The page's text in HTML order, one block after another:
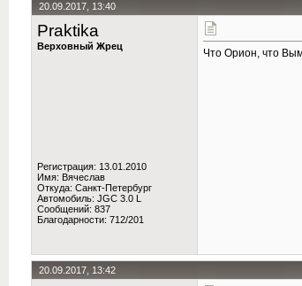
20.09.2017, 13:40
Praktika
Верховный Жрец
Регистрация: 13.01.2010
Имя: Вячеслав
Откуда: Санкт-Петербург
Автомобиль: JGC 3.0 L
Сообщений: 837
Благодарности: 712/201
Что Орион, что
20.09.2017, 13:42